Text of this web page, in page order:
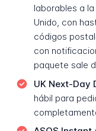
laborables a
Unido, con
códigos
con
paquete sale
UK Next-Day
hábil para